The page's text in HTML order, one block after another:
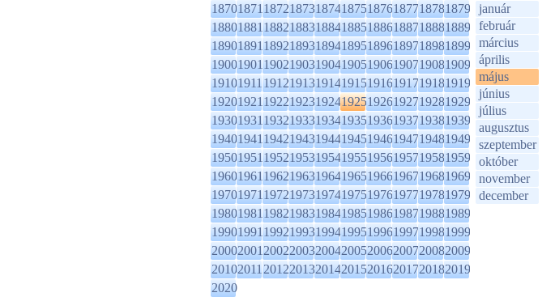
1870187118721873187418751876187718781879
1880188118821883188418851886188718881889
1890189118921893189418951896189718981899
1900190119021903190419051906190719081909
1910191119121913191419151916191719181919
1920192119221923192419251926192719281929
1930193119321933193419351936193719381939
1940194119421943194419451946194719481949
1950195119521953195419551956195719581959
1960196119621963196419651966196719681969
1970197119721973197419751976197719781979
1980198119821983198419851986198719881989
1990199119921993199419951996199719981999
2000200120022003200420052006200720082009
2010201120122013201420152016201720182019
2020
január
február
március
április
május
június
július
augusztus
szeptember
október
november
december